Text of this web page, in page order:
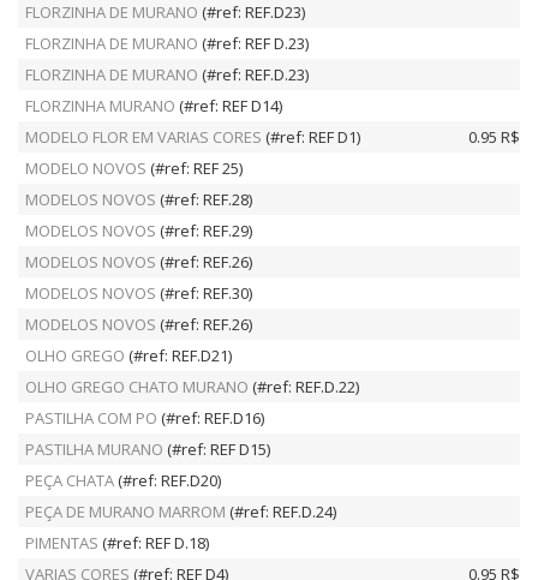
FLORZINHA DE MURANO (#ref: REF.D23)
FLORZINHA DE MURANO (#ref: REF D.23)
FLORZINHA DE MURANO (#ref: REF.D.23)
FLORZINHA MURANO (#ref: REF D14)
MODELO FLOR EM VARIAS CORES (#ref: REF D1)
0.95 R$
MODELO NOVOS (#ref: REF 25)
MODELOS NOVOS (#ref: REF.28)
MODELOS NOVOS (#ref: REF.29)
MODELOS NOVOS (#ref: REF.26)
MODELOS NOVOS (#ref: REF.30)
MODELOS NOVOS (#ref: REF.26)
OLHO GREGO (#ref: REF.D21)
OLHO GREGO CHATO MURANO (#ref: REF.D.22)
PASTILHA COM PO (#ref: REF.D16)
PASTILHA MURANO (#ref: REF D15)
PEÇA CHATA(#ref: REF.D20)
PEÇA DE MURANO MARROM (#ref: REF.D.24)
PIMENTAS (#ref: REF D.18)
VARIAS CORES (#ref: REF D4) 0.95 R$